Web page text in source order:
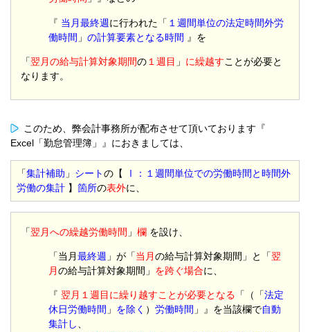
『 当月最終週 に行われた「 １週間単位の法定時間外労
働時間 」の計算要素となる時間 』を
「翌月の給与計算対象期間の１週目 」 に繰越すことが必要と
なります。
このため、弊会計事務所が配布させて頂いております『
Excel「勤怠管理簿」』におきましては、
「集計補助 」 シートの【
Ⅰ：１週間単位での労働時間と時間外
労働の集計 】 箇所の表外に、
「翌月への繰越労働時間 」欄 を設け、
「当月最終週 」が「当月の給与計算対象期間」と「翌
月の給与計算対象期間」 を跨ぐ場合に、
『翌月１週目に繰り越すことが必要となる 「（「法定
休日労働時間 」 を除く ）労働時間 」』を当該欄で自動
集計し、